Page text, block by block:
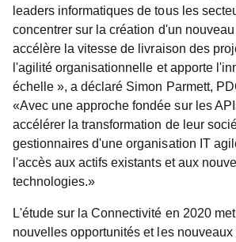
leaders informatiques de tous les
concentrer sur la création d'un
accélère la vitesse de livraison des
l'agilité organisationnelle et apporte
échelle », a déclaré Simon Parmett,
«Avec une approche fondée sur les
accélérer la transformation de leur
gestionnaires d'une organisation IT
l'accès aux actifs existants et aux
technologies.»
L'étude sur la Connectivité en 2020
nouvelles opportunités et les